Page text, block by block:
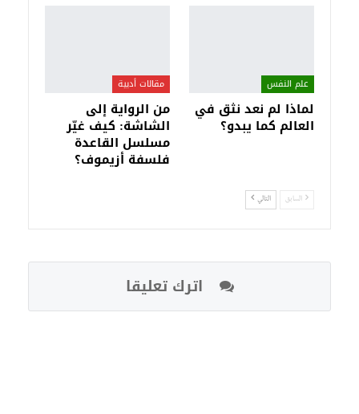
علم النفس
لماذا لم نعد نثق في
العالم كما يبدو؟
مقالات أدبية
من الرواية إلى
الشاشة: كيف غيّر
مسلسل القاعدة
فلسفة أزيموف؟
السابق التالي
اترك تعليقا